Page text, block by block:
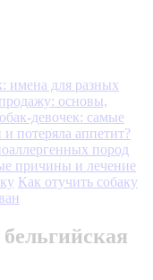
имена для разных
основы,
девочек: самые
потеряла аппетит?
пород
причины и лечение
Как отучить собаку